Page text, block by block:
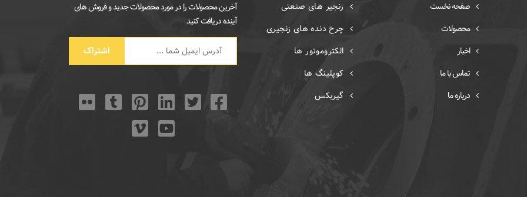
صفحه نخست
محصولات
اخبار
تماس با ما
درباره ما
زنجیر های صنعتی
چرخ دنده های زنجیری
الکتروموتور ها
کوپلینگ ها
گیربکس
آخرین محصولات را در مورد محصولات جدید و فروش های
آینده دریافت کنید
اشتراک